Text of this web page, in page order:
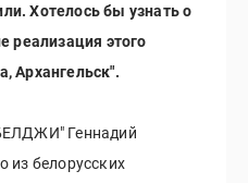
Хотелось бы узнать о
реализация этого
Архангельск".
Геннадий
из белорусских